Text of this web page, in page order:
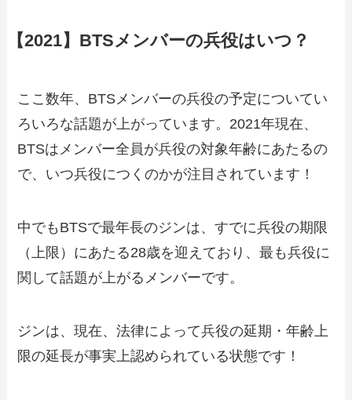
【2021】BTSメンバーの兵役はいつ？
ここ数年、BTSメンバーの兵役の予定についてい
ろいろな話題が上がっています。2021年現在、
BTSはメンバー全員が兵役の対象年齢にあたるの
で、いつ兵役につくのかが注目されています！
中でもBTSで最年長のジンは、すでに兵役の期限
（上限）にあたる28歳を迎えており、最も兵役に
関して話題が上がるメンバーです。
ジンは、現在、法律によって兵役の延期・年齢上
限の延長が事実上認められている状態です！